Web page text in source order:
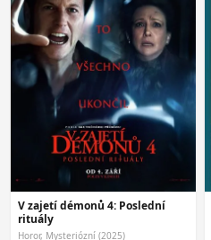
V zajetí démonů 4: Poslední
rituály
Horor, Mysteriózní (2025)